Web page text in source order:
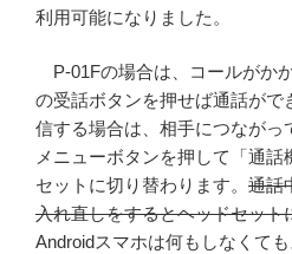
利用可能になりました。
P-01Fの場合は、コールがか
の受話ボタンを押せば通話がで
信する場合は、相手につながっ
メニューボタンを押して「通
セットに切り替わります。 通話
入れ直しをするとヘッドセット
Androidスマホは何もしなくて